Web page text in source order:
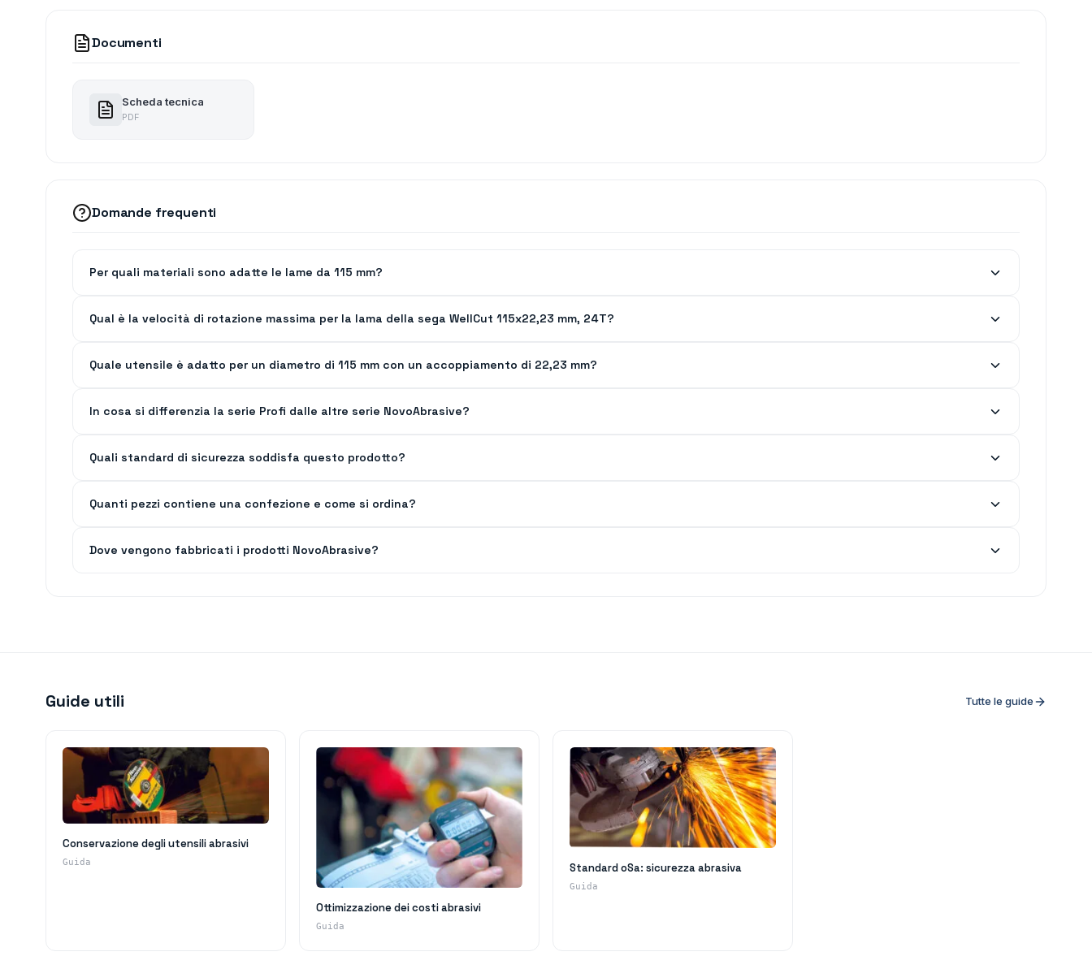
Documenti
Scheda tecnica
PDF
Domande frequenti
Per quali materiali sono adatte le lame da 115 mm?
Qual è la velocità di rotazione massima per la lama della sega WellCut 115x22,23 mm, 24T?
Quale utensile è adatto per un diametro di 115 mm con un accoppiamento di 22,23 mm?
In cosa si differenzia la serie Profi dalle altre serie NovoAbrasive?
Quali standard di sicurezza soddisfa questo prodotto?
Quanti pezzi contiene una confezione e come si ordina?
Dove vengono fabbricati i prodotti NovoAbrasive?
Guide utili Tutte le guide
Conservazione degli utensili abrasivi
Guida
Ottimizzazione dei costi abrasivi
Guida
Standard oSa: sicurezza abrasiva
Guida